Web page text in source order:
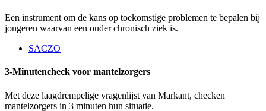
Een instrument om de kans op toekomstige problemen te bepalen bij
jongeren waarvan een ouder chronisch ziek is.
SACZO
3-Minutencheck voor mantelzorgers
Met deze laagdrempelige vragenlijst van Markant, checken
mantelzorgers in 3 minuten hun situatie.